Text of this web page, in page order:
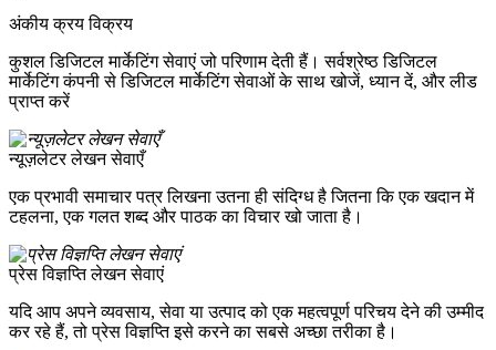
अंकीय क्रय विक्रय
कुशल डिजिटल मार्केटिंग सेवाएं जो परिणाम देती हैं। सर्वश्रेष्ठ डिजिटल
मार्केटिंग कंपनी से डिजिटल मार्केटिंग सेवाओं के साथ खोजें, ध्यान दें, और लीड
प्राप्त करें
न्यूज़लेटर लेखन सेवाएँ
एक प्रभावी समाचार पत्र लिखना उतना ही संदिग्ध है जितना कि एक खदान में
टहलना, एक गलत शब्द और पाठक का विचार खो जाता है।
प्रेस विज्ञप्ति लेखन सेवाएं
यदि आप अपने व्यवसाय, सेवा या उत्पाद को एक महत्वपूर्ण परिचय देने की उम्मीद
कर रहे हैं, तो प्रेस विज्ञप्ति इसे करने का सबसे अच्छा तरीका है।